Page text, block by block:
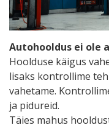
Autohooldus ei ole
Hoolduse käigus
lisaks kontrollime
vahetame.
ja pidureid.
Täies mahus